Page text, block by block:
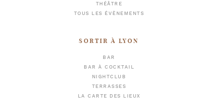
THÉÂTRE
TOUS LES ÉVÈNEMENTS
SORTIR À LYON
BAR
BAR À COCKTAIL
NIGHTCLUB
TERRASSES
LA CARTE DES LIEUX